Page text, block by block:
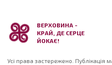
ВЕРХОВИНА -
КРАЙ, ДЕ СЕРЦЕ
ЙОКАЄ!
Усі права застережено. Публікація